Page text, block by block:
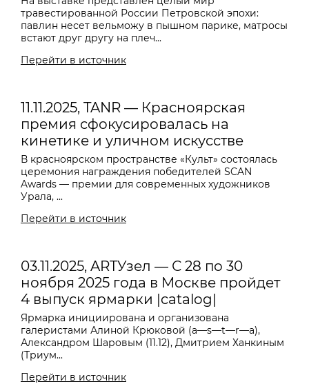
травестированной России Петровской эпохи:
павлин несет вельможу в пышном парике, матросы
встают друг другу на плеч...
Перейти в источник
11.11.2025, TANR — Красноярская
премия сфокусировалась на
кинетике и уличном искусстве
В красноярском пространстве «Культ» состоялась
церемония награждения победителей SCAN
Awards — премии для современных художников
Урала, ...
Перейти в источник
03.11.2025, ARTУзел — С 28 по 30
ноября 2025 года в Москве пройдет
4 выпуск ярмарки |catalog|
Ярмарка инициирована и организована
галеристами Алиной Крюковой (a—s—t—r—a),
Александром Шаровым (11.12), Дмитрием Ханкиным
(Триум...
Перейти в источник